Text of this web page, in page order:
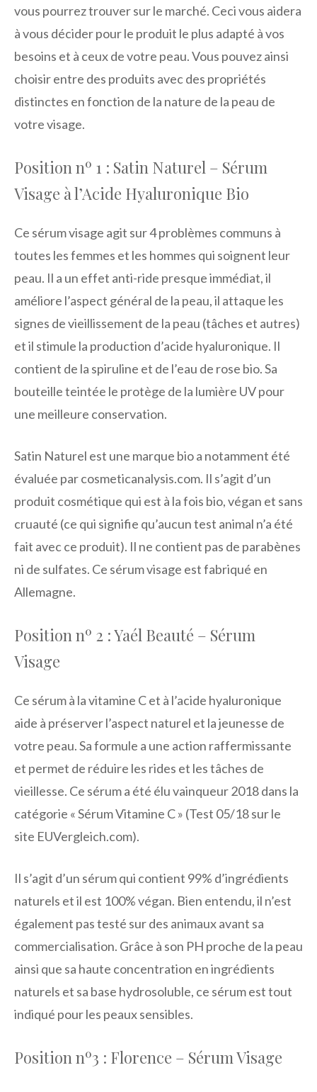
vous pourrez trouver sur le marché. Ceci vous aidera
à vous décider pour le produit le plus adapté à vos
besoins et à ceux de votre peau. Vous pouvez ainsi
choisir entre des produits avec des propriétés
distinctes en fonction de la nature de la peau de
votre visage.
Position nº 1 : Satin Naturel – Sérum
Visage à l’Acide Hyaluronique Bio
Ce sérum visage agit sur 4 problèmes communs à
toutes les femmes et les hommes qui soignent leur
peau. Il a un effet anti-ride presque immédiat, il
améliore l’aspect général de la peau, il attaque les
signes de vieillissement de la peau (tâches et autres)
et il stimule la production d’acide hyaluronique. Il
contient de la spiruline et de l’eau de rose bio. Sa
bouteille teintée le protège de la lumière UV pour
une meilleure conservation.
Satin Naturel est une marque bio a notamment été
évaluée par cosmeticanalysis.com. Il s’agit d’un
produit cosmétique qui est à la fois bio, végan et sans
cruauté (ce qui signifie qu’aucun test animal n’a été
fait avec ce produit). Il ne contient pas de parabènes
ni de sulfates. Ce sérum visage est fabriqué en
Allemagne.
Position nº 2 : Yaél Beauté – Sérum
Visage
Ce sérum à la vitamine C et à l’acide hyaluronique
aide à préserver l’aspect naturel et la jeunesse de
votre peau. Sa formule a une action raffermissante
et permet de réduire les rides et les tâches de
vieillesse. Ce sérum a été élu vainqueur 2018 dans la
catégorie « Sérum Vitamine C » (Test 05/18 sur le
site EUVergleich.com).
Il s’agit d’un sérum qui contient 99% d’ingrédients
naturels et il est 100% végan. Bien entendu, il n’est
également pas testé sur des animaux avant sa
commercialisation. Grâce à son PH proche de la peau
ainsi que sa haute concentration en ingrédients
naturels et sa base hydrosoluble, ce sérum est tout
indiqué pour les peaux sensibles.
Position nº3 : Florence – Sérum Visage